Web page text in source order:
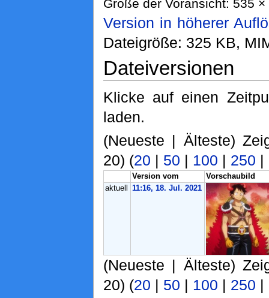
Größe der Voransicht: 535
Version in höherer
Dateigröße: 325 KB,
Dateiversionen
Klicke auf einen
laden.
(Neueste | Älteste)
20) (20 | 50 | 100 | 250 |
Version vom
Vorschaubild
aktuell
11:16, 18. Jul. 2021
(Neueste | Älteste)
20) (20 | 50 | 100 | 250 |